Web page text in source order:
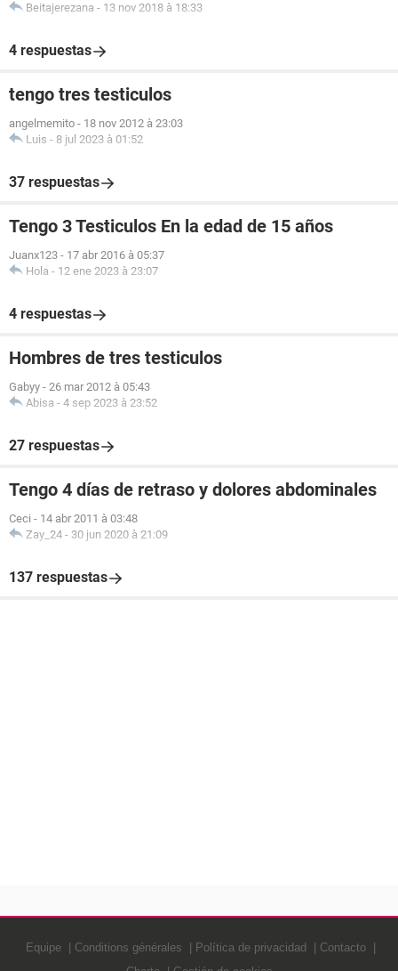
Beitajerezana - 13 nov 2018 à 18:33
4 respuestas
tengo tres testiculos
angelmemito - 18 nov 2012 à 23:03
Luis - 8 jul 2023 à 01:52
37 respuestas
Tengo 3 Testiculos En la edad de 15 años
Juanx123 - 17 abr 2016 à 05:37
Hola - 12 ene 2023 à 23:07
4 respuestas
Hombres de tres testiculos
Gabyy - 26 mar 2012 à 05:43
Abisa - 4 sep 2023 à 23:52
27 respuestas
Tengo 4 días de retraso y dolores abdominales
Ceci - 14 abr 2011 à 03:48
Zay_24 - 30 jun 2020 à 21:09
137 respuestas
Equipe Conditions générales Política de privacidad
Contacto